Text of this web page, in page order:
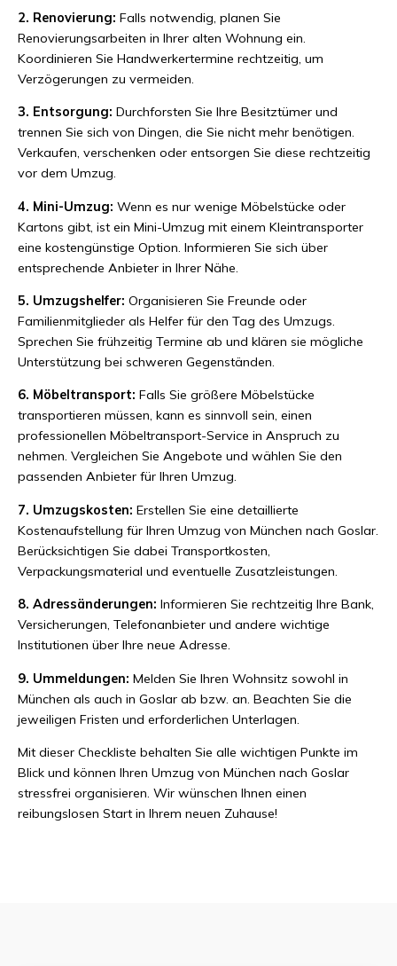
2. Renovierung: Falls notwendig, planen Sie
Renovierungsarbeiten in Ihrer alten Wohnung ein.
Koordinieren Sie Handwerkertermine rechtzeitig, um
Verzögerungen zu vermeiden.
3. Entsorgung: Durchforsten Sie Ihre Besitztümer und
trennen Sie sich von Dingen, die Sie nicht mehr benötigen.
Verkaufen, verschenken oder entsorgen Sie diese rechtzeitig
vor dem Umzug.
4. Mini-Umzug: Wenn es nur wenige Möbelstücke oder
Kartons gibt, ist ein Mini-Umzug mit einem Kleintransporter
eine kostengünstige Option. Informieren Sie sich über
entsprechende Anbieter in Ihrer Nähe.
5. Umzugshelfer: Organisieren Sie Freunde oder
Familienmitglieder als Helfer für den Tag des Umzugs.
Sprechen Sie frühzeitig Termine ab und klären sie mögliche
Unterstützung bei schweren Gegenständen.
6. Möbeltransport: Falls Sie größere Möbelstücke
transportieren müssen, kann es sinnvoll sein, einen
professionellen Möbeltransport-Service in Anspruch zu
nehmen. Vergleichen Sie Angebote und wählen Sie den
passenden Anbieter für Ihren Umzug.
7. Umzugskosten: Erstellen Sie eine detaillierte
Kostenaufstellung für Ihren Umzug von München nach Goslar.
Berücksichtigen Sie dabei Transportkosten,
Verpackungsmaterial und eventuelle Zusatzleistungen.
8. Adressänderungen: Informieren Sie rechtzeitig Ihre Bank,
Versicherungen, Telefonanbieter und andere wichtige
Institutionen über Ihre neue Adresse.
9. Ummeldungen: Melden Sie Ihren Wohnsitz sowohl in
München als auch in Goslar ab bzw. an. Beachten Sie die
jeweiligen Fristen und erforderlichen Unterlagen.
Mit dieser Checkliste behalten Sie alle wichtigen Punkte im
Blick und können Ihren Umzug von München nach Goslar
stressfrei organisieren. Wir wünschen Ihnen einen
reibungslosen Start in Ihrem neuen Zuhause!